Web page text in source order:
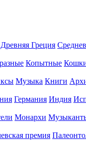
Древняя Греция
Копытные
Музыка Книги
Германия Индия
Монархи
премия